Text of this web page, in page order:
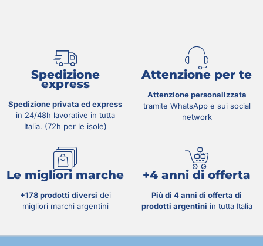
Spedizione
express
Spedizione privata ed express
in 24/48h lavorative in tutta
Italia. (72h per le isole)
Attenzione per te
Attenzione personalizzata
tramite WhatsApp e sui social
network
Le migliori marche
+178 prodotti diversi dei
migliori marchi argentini
+4 anni di offerta
Più di 4 anni di offerta di
prodotti argentini in tutta Italia